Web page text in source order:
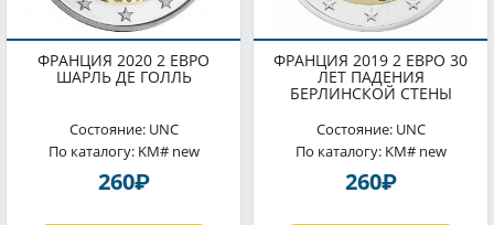
ФРАНЦИЯ 2020 2 ЕВРО
ШАРЛЬ ДЕ ГОЛЛЬ
Состояние: UNC
По каталогу: KM# new
260P
ФРАНЦИЯ 2019 2 ЕВРО 30
ЛЕТ ПАДЕНИЯ
БЕРЛИНСКОЙ СТЕНЫ
Состояние: UNC
По каталогу: KM# new
260P